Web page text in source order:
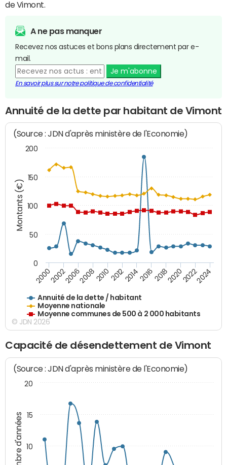
de Vimont.
A ne pas manquer
Recevez nos astuces et bons plans directement par e-
mail.
Je m'abonne
En savoir plus sur notre politique de confidentialité
Annuité de la dette par habitant de Vimont
Montants (€)
(Source : JDN d'après ministère de l'Economie)
Annuité de la dette / habitant
Moyenne nationale
Moyenne communes de 500 à 2 000 habitants
200020022006200820102012201420162018202020222024
0
50
100
150
200
© JDN 2026
Capacité de désendettement de Vimont
Nombre d'années
(Source : JDN d'après ministère de l'Economie)
10
15
20